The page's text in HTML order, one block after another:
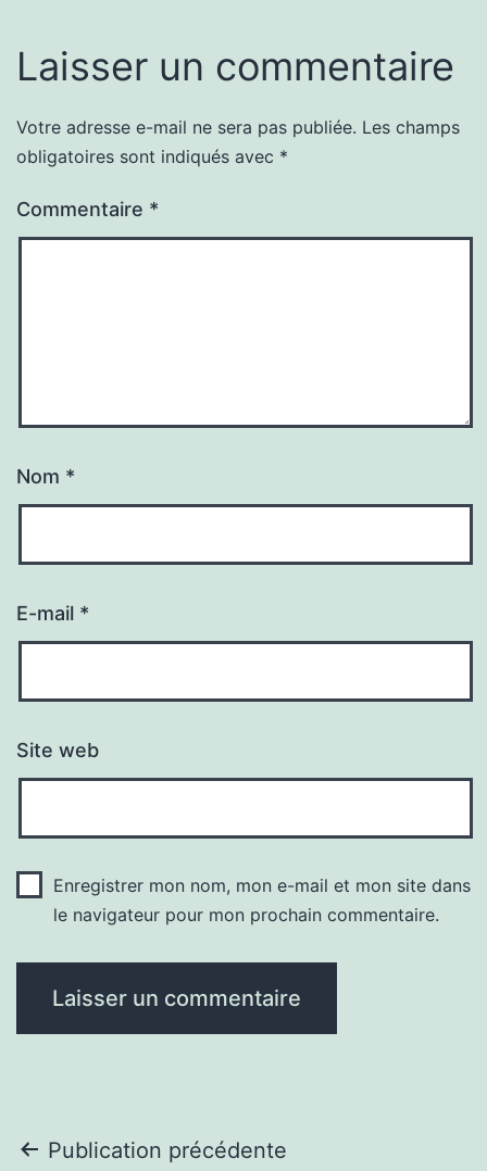
Laisser un commentaire
Votre adresse e-mail ne sera pas publiée. Les champs
obligatoires sont indiqués avec *
Commentaire *
Nom *
E-mail *
Site web
Enregistrer mon nom, mon e-mail et mon site dans
le navigateur pour mon prochain commentaire.
Navigation
Publication précédente